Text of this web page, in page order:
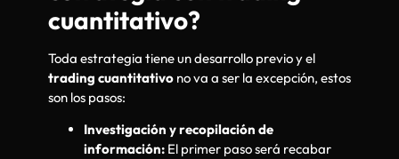
cuantitativo?
Toda estrategia tiene un desarrollo previo y el
trading cuantitativo no va a ser la excepción, estos
son los pasos:
Investigación y recopilación de
información: El primer paso será recabar